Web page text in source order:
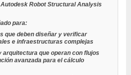
Robot Structural Analysis
para:
que deben diseñar y verificar
e infraestructuras complejas
arquitectura que operan con flujos
avanzada para el cálculo